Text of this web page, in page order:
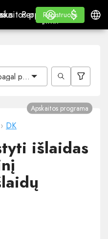
programa
programa
Perpardavėjams
„WHITE LABEL“
Mokymasis
Mokymasis
Registruotis
Registruotis
Prisijungti
$
$
padalinį naudojant išlaidų
› DK
Apskaitos programa
išlaidas